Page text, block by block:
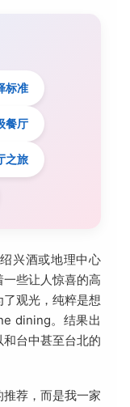
标准
餐厅
之旅
兴酒或地理中心
些让人惊喜的高
观光，纯粹是想
dining。结果出
台中甚至台北的
荐，而是我一家